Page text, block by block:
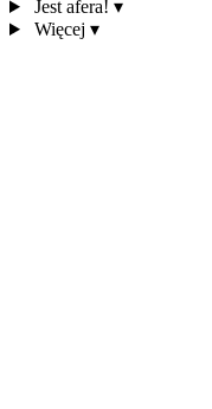
Jest afera! ▾
Więcej ▾